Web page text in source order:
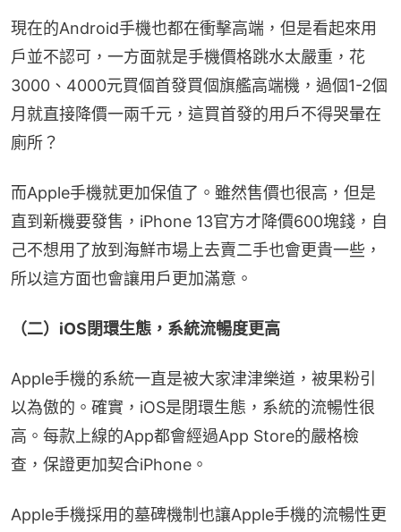
現在的Android手機也都在衝擊高端，但是看起來用
戶並不認可，一方面就是手機價格跳水太嚴重，花
3000、4000元買個首發買個旗艦高端機，過個1-2個
月就直接降價一兩千元，這買首發的用戶不得哭暈在
廁所？
而Apple手機就更加保值了。雖然售價也很高，但是
直到新機要發售，iPhone 13官方才降價600塊錢，自
己不想用了放到海鮮市場上去賣二手也會更貴一些，
所以這方面也會讓用戶更加滿意。
（二）iOS閉環生態，系統流暢度更高
Apple手機的系統一直是被大家津津樂道，被果粉引
以為傲的。確實，iOS是閉環生態，系統的流暢性很
高。每款上線的App都會經過App Store的嚴格檢
查，保證更加契合iPhone。
Apple手機採用的墓碑機制也讓Apple手機的流暢性更